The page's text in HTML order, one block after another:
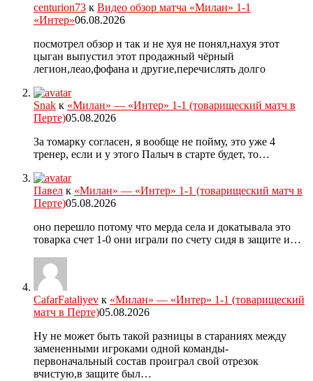
centurion73 к Видео обзор матча «Милан» 1-1
«Интер»06.08.2026
посмотрел обзор и так и не хуя не понял,нахуя этот
цыган выпустил этот продажный чёрный
легион,леао,фофана и другие,перечислять долго
Snak к «Милан» — «Интер» 1-1 (товарищеский матч в
Перте)05.08.2026
За томарку согласен, я вообще не пойму, это уже 4
тренер, если и у этого Палыч в старте будет, то…
Павел к «Милан» — «Интер» 1-1 (товарищеский матч в
Перте)05.08.2026
оно перешло потому что мерда села и докатывала это
товарка счет 1-0 они играли по счету сидя в защите и…
CafarFataliyev к «Милан» — «Интер» 1-1 (товарищеский
матч в Перте)05.08.2026
Ну не может быть такой разницы в стараниях между
замененными игроками одной команды-
первоначальный состав проиграл свой отрезок
вчистую,в защите был…